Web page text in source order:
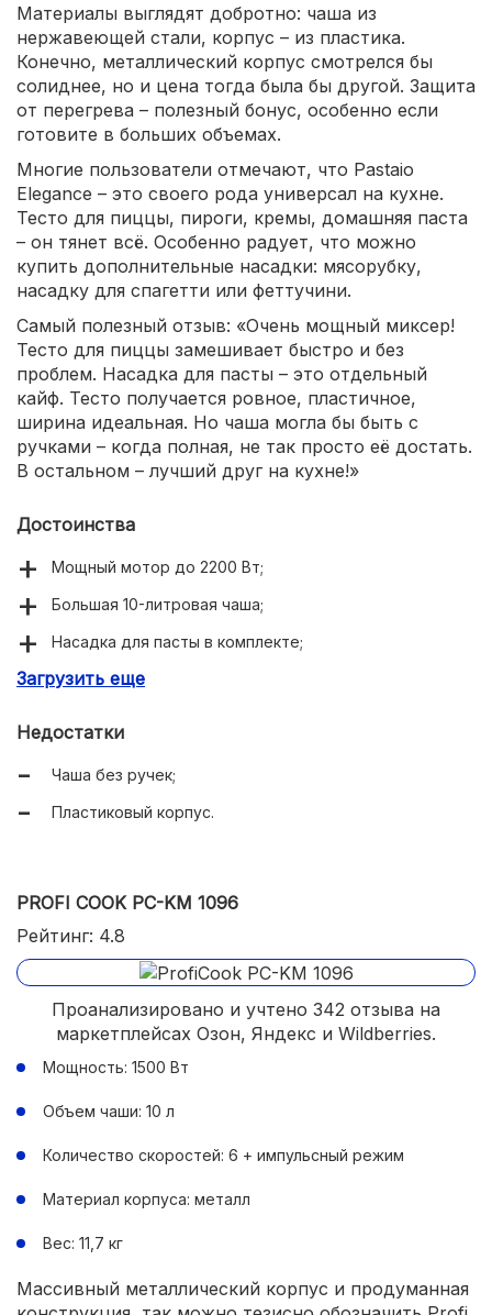
Материалы выглядят добротно: чаша из
нержавеющей стали, корпус – из пластика.
Конечно, металлический корпус смотрелся бы
солиднее, но и цена тогда была бы другой. Защита
от перегрева – полезный бонус, особенно если
готовите в больших объемах.
Многие пользователи отмечают, что Pastaio
Elegance – это своего рода универсал на кухне.
Тесто для пиццы, пироги, кремы, домашняя паста
– он тянет всё. Особенно радует, что можно
купить дополнительные насадки: мясорубку,
насадку для спагетти или феттучини.
Самый полезный отзыв: «Очень мощный миксер!
Тесто для пиццы замешивает быстро и без
проблем. Насадка для пасты – это отдельный
кайф. Тесто получается ровное, пластичное,
ширина идеальная. Но чаша могла бы быть с
ручками – когда полная, не так просто её достать.
В остальном – лучший друг на кухне!»
Достоинства
Мощный мотор до 2200 Вт;
Большая 10-литровая чаша;
Насадка для пасты в комплекте;
Устойчивый благодаря прорезиненным ножкам;
дополнительные насадки.
Загрузить еще
Недостатки
Чаша без ручек;
Пластиковый корпус.
PROFI COOK PC-KM 1096
Рейтинг: 4.8
Проанализировано и учтено 342 отзыва на
маркетплейсах Озон, Яндекс и Wildberries.
Мощность: 1500 Вт
Объем чаши: 10 л
Количество скоростей: 6 + импульсный режим
Материал корпуса: металл
Вес: 11,7 кг
Массивный металлический корпус и продуманная